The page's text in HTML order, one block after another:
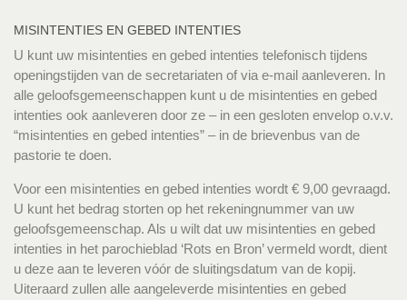
MISINTENTIES EN GEBED INTENTIES
U kunt uw misintenties en gebed intenties telefonisch tijdens
openingstijden van de secretariaten of via e-mail aanleveren. In
alle geloofsgemeenschappen kunt u de misintenties en gebed
intenties ook aanleveren door ze – in een gesloten envelop o.v.v.
“misintenties en gebed intenties” – in de brievenbus van de
pastorie te doen.
Voor een misintenties en gebed intenties wordt € 9,00 gevraagd.
U kunt het bedrag storten op het rekeningnummer van uw
geloofsgemeenschap. Als u wilt dat uw misintenties en gebed
intenties in het parochieblad ‘Rots en Bron’ vermeld wordt, dient
u deze aan te leveren vóór de sluitingsdatum van de kopij.
Uiteraard zullen alle aangeleverde misintenties en gebed